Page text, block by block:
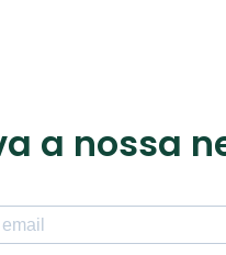
a nossa